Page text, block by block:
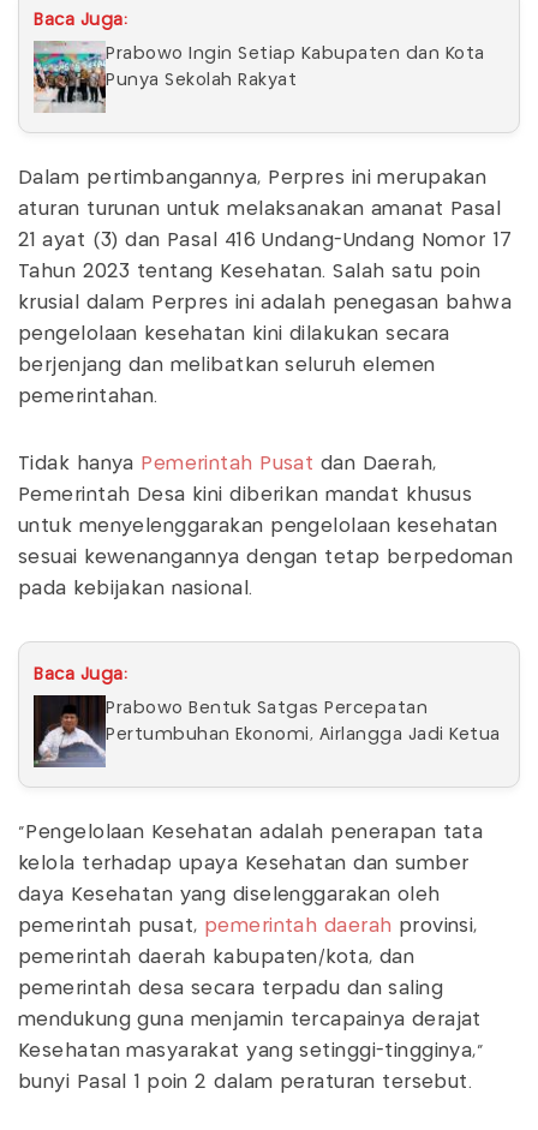
Baca Juga:
Prabowo Ingin Setiap Kabupaten dan Kota
Punya Sekolah Rakyat
Dalam pertimbangannya, Perpres ini merupakan
aturan turunan untuk melaksanakan amanat Pasal
21 ayat (3) dan Pasal 416 Undang-Undang Nomor 17
Tahun 2023 tentang Kesehatan. Salah satu poin
krusial dalam Perpres ini adalah penegasan bahwa
pengelolaan kesehatan kini dilakukan secara
berjenjang dan melibatkan seluruh elemen
pemerintahan.
Tidak hanya Pemerintah Pusat dan Daerah,
Pemerintah Desa kini diberikan mandat khusus
untuk menyelenggarakan pengelolaan kesehatan
sesuai kewenangannya dengan tetap berpedoman
pada kebijakan nasional.
Baca Juga:
Prabowo Bentuk Satgas Percepatan
Pertumbuhan Ekonomi, Airlangga Jadi Ketua
“Pengelolaan Kesehatan adalah penerapan tata
kelola terhadap upaya Kesehatan dan sumber
daya Kesehatan yang diselenggarakan oleh
pemerintah pusat, pemerintah daerah provinsi,
pemerintah daerah kabupaten/kota, dan
pemerintah desa secara terpadu dan saling
mendukung guna menjamin tercapainya derajat
Kesehatan masyarakat yang setinggi-tingginya,”
bunyi Pasal 1 poin 2 dalam peraturan tersebut.